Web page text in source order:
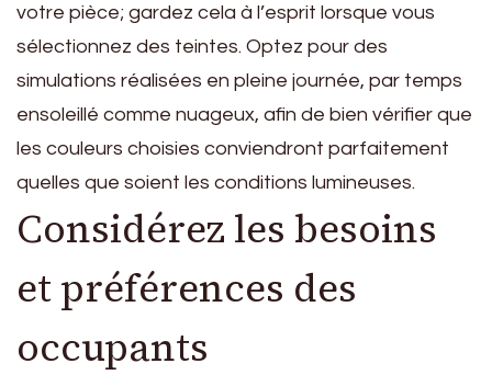
votre pièce; gardez cela à l’esprit lorsque vous
sélectionnez des teintes. Optez pour des
simulations réalisées en pleine journée, par temps
ensoleillé comme nuageux, afin de bien vérifier que
les couleurs choisies conviendront parfaitement
quelles que soient les conditions lumineuses.
Considérez les besoins
et préférences des
occupants